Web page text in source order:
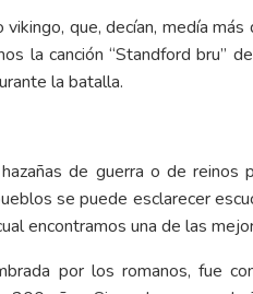
que, decían, medía
la canción “Standford bru”
la batalla.
de guerra o de
se puede esclarecer
encontramos una de las
por los romanos, fue